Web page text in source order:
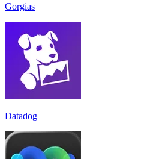
Gorgias
Datadog